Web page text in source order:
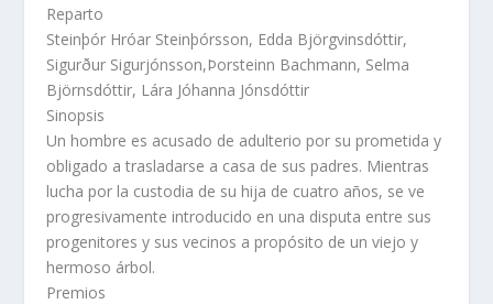
Reparto
Steinþór Hróar Steinþórsson, Edda Björgvinsdóttir,
Sigurður Sigurjónsson,Þorsteinn Bachmann, Selma
Björnsdóttir, Lára Jóhanna Jónsdóttir
Sinopsis
Un hombre es acusado de adulterio por su prometida y
obligado a trasladarse a casa de sus padres. Mientras
lucha por la custodia de su hija de cuatro años, se ve
progresivamente introducido en una disputa entre sus
progenitores y sus vecinos a propósito de un viejo y
hermoso árbol.
Premios